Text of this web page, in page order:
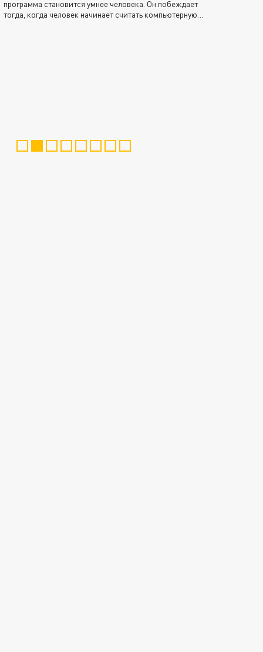
программа становится умнее человека. Он побеждает
тогда, когда человек начинает считать компьютерную